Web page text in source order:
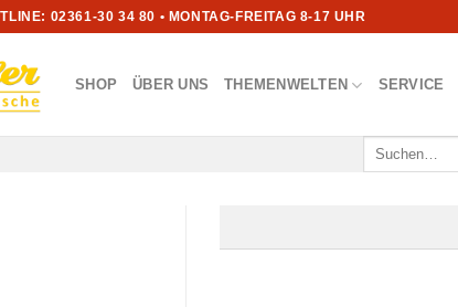
02361-30 34 80 • MONTAG-FREITAG 8-17 UHR
SHOP ÜBER UNS THEMENWELTEN SERVICE
Suchen